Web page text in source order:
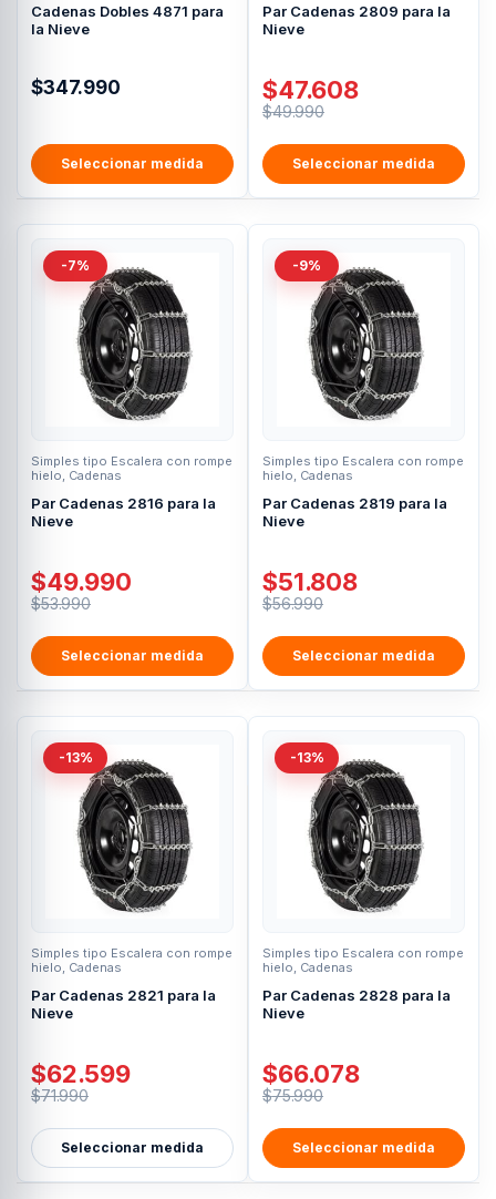
Cadenas Dobles 4871 para
la Nieve
$347.990
Seleccionar medida
Par Cadenas 2809 para la
Nieve
$47.608
$49.990
Seleccionar medida
Simples tipo Escalera con rompe
hielo, Cadenas
-7%
Par Cadenas 2816 para la
Nieve
$49.990
$53.990
Seleccionar medida
Simples tipo Escalera con rompe
hielo, Cadenas
-9%
Par Cadenas 2819 para la
Nieve
$51.808
$56.990
Seleccionar medida
Simples tipo Escalera con rompe
hielo, Cadenas
-13%
Par Cadenas 2821 para la
Nieve
$62.599
$71.990
Seleccionar medida
Simples tipo Escalera con rompe
hielo, Cadenas
-13%
Par Cadenas 2828 para la
Nieve
$66.078
$75.990
Seleccionar medida